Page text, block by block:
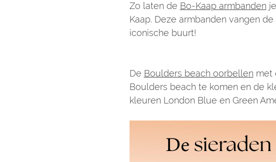
Zo laten de Bo-Kaap armbanden
Kaap. Deze armbanden vangen
iconische buurt!
De Boulders beach oorbellen met
Boulders beach te komen en de
kleuren London Blue en Green